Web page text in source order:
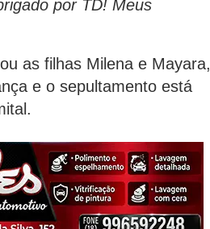
por TD! Meus
as filhas Milena e Mayara,
e o sepultamento está